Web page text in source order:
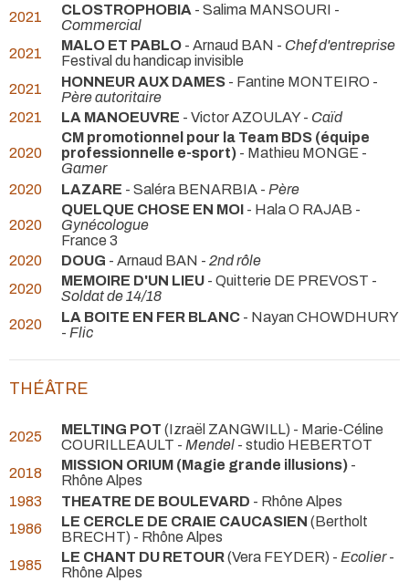
2021
CLOSTROPHOBIA - Salima MANSOURI -
Commercial
2021
MALO ET PABLO - Arnaud BAN - Chef d'entreprise
Festival du handicap invisible
2021
HONNEUR AUX DAMES - Fantine MONTEIRO -
Père autoritaire
2021
LA MANOEUVRE - Victor AZOULAY - Caïd
2020
CM promotionnel pour la Team BDS (équipe
professionnelle e-sport) - Mathieu MONGE -
Gamer
2020
LAZARE - Saléra BENARBIA - Père
2020
QUELQUE CHOSE EN MOI - Hala O RAJAB -
Gynécologue
France 3
2020
DOUG - Arnaud BAN - 2nd rôle
2020
MEMOIRE D'UN LIEU - Quitterie DE PREVOST -
Soldat de 14/18
2020
LA BOITE EN FER BLANC - Nayan CHOWDHURY
- Flic
THÉÂTRE
2025 MELTING POT (Izraël ZANGWILL) - Marie-Céline
COURILLEAULT - Mendel - studio HEBERTOT
2018
MISSION ORIUM (Magie grande illusions) -
Rhône Alpes
1983
THEATRE DE BOULEVARD - Rhône Alpes
1986
LE CERCLE DE CRAIE CAUCASIEN (Bertholt
BRECHT) - Rhône Alpes
1985
LE CHANT DU RETOUR(Vera FEYDER) - Ecolier-
Rhône Alpes